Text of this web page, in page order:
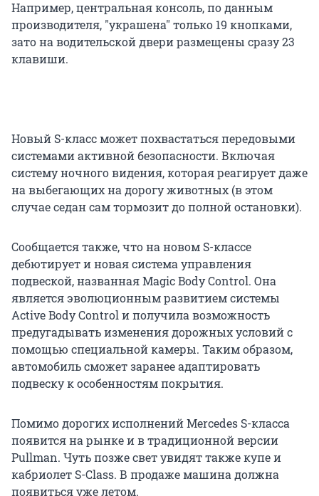
Например, центральная консоль, по данным
производителя, "украшена" только 19 кнопками,
зато на водительской двери размещены сразу 23
клавиши.
Новый S-класс может похвастаться передовыми
системами активной безопасности. Включая
систему ночного видения, которая реагирует даже
на выбегающих на дорогу животных (в этом
случае седан сам тормозит до полной остановки).
Сообщается также, что на новом S-классе
дебютирует и новая система управления
подвеской, названная Magic Body Control. Она
является эволюционным развитием системы
Active Body Control и получила возможность
предугадывать изменения дорожных условий с
помощью специальной камеры. Таким образом,
автомобиль сможет заранее адаптировать
подвеску к особенностям покрытия.
Помимо дорогих исполнений Mercedes S-класса
появится на рынке и в традиционной версии
Pullman. Чуть позже свет увидят также купе и
кабриолет S-Class. В продаже машина должна
появиться уже летом.